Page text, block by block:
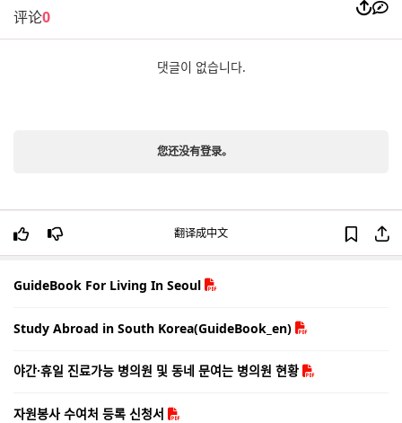
评论0
댓글이 없습니다.
您还没有登录。
翻译成中文
GuideBook For Living In Seoul
Study Abroad in South Korea(GuideBook_en)
야간·휴일 진료가능 병의원 및 동네 문여는 병의원 현황
자원봉사 수여처 등록 신청서